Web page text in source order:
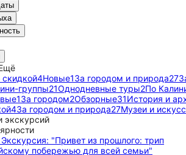
4Новые1За городом и природа27
группы21Однодневные туры2По
1За городом2Обзорные31История и
4За городом и природа27Музеи и
экскурсий